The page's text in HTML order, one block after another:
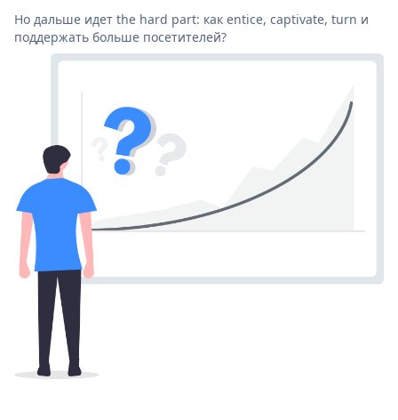
Но дальше идет the hard part: как entice, captivate, turn и
поддержать больше посетителей?